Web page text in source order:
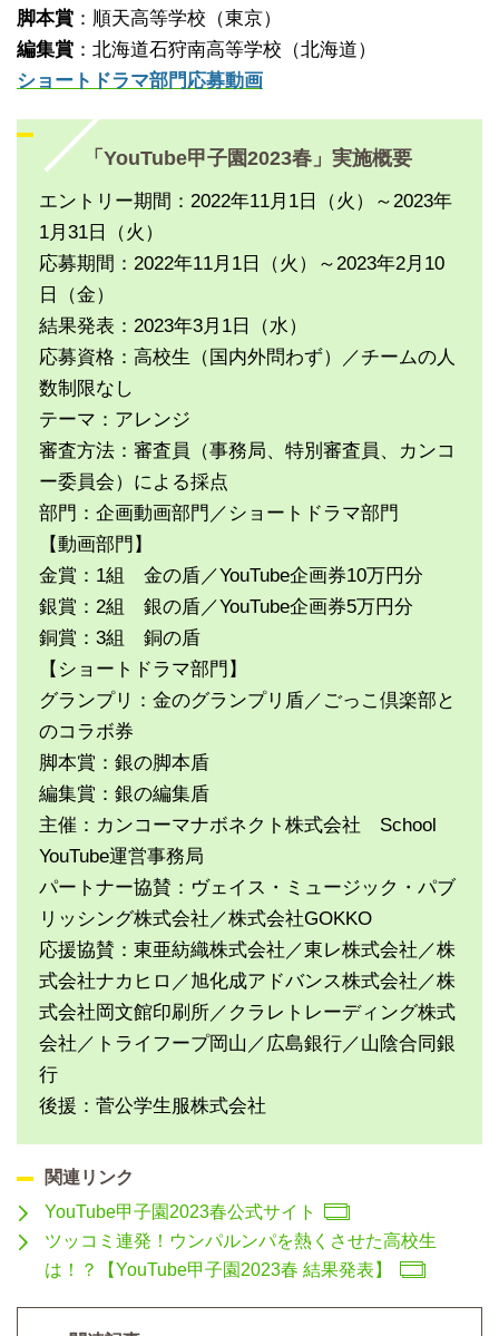
脚本賞 ：順天高等学校（東京）
編集賞 ：北海道石狩南高等学校（北海道）
ショートドラマ部門応募動画
「YouTube甲子園2023春」実施概要
エントリー期間：2022年11月1日（火）～2023年
1月31日（火）
応募期間：2022年11月1日（火）～2023年2月10
日（金）
結果発表：2023年3月1日（水）
応募資格：高校生（国内外問わず）／チームの人
数制限なし
テーマ：アレンジ
審査方法：審査員（事務局、特別審査員、カンコ
ー委員会）による採点
部門：企画動画部門／ショートドラマ部門
【動画部門】
金賞：1組 金の盾／YouTube企画券10万円分
銀賞：2組 銀の盾／YouTube企画券5万円分
銅賞：3組 銅の盾
【ショートドラマ部門】
グランプリ：金のグランプリ盾／ごっこ倶楽部と
のコラボ券
脚本賞：銀の脚本盾
編集賞：銀の編集盾
主催：カンコーマナボネクト株式会社 School
YouTube運営事務局
パートナー協賛：ヴェイス・ミュージック・パブ
リッシング株式会社／株式会社GOKKO
応援協賛：東亜紡織株式会社／東レ株式会社／株
式会社ナカヒロ／旭化成アドバンス株式会社／株
式会社岡文館印刷所／クラレトレーディング株式
会社／トライフープ岡山／広島銀行／山陰合同銀
行
後援：菅公学生服株式会社
関連リンク
YouTube甲子園2023春公式サイト
ツッコミ連発！ウンパルンパを熱くさせた高校生
は！？【YouTube甲子園2023春 結果発表】